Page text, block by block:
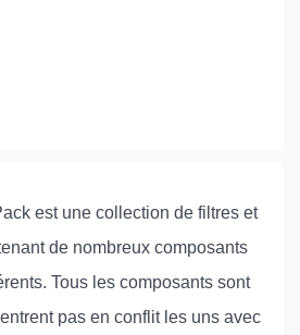
est une collection de filtres et
de nombreux composants
Tous les composants sont
pas en conflit les uns avec